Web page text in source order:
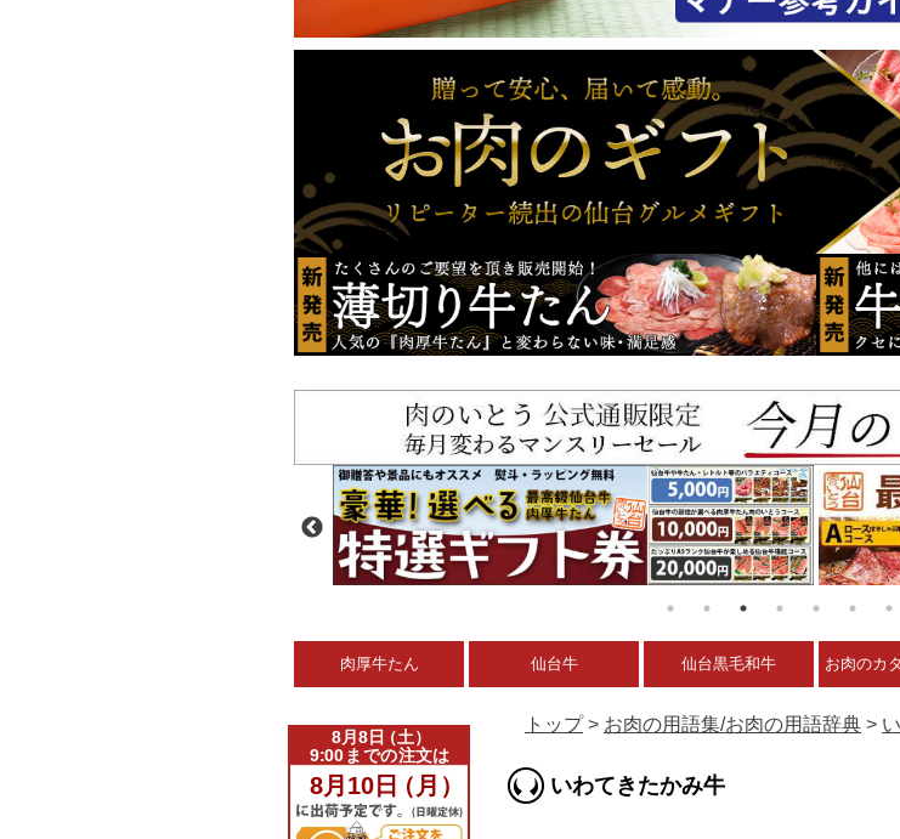
肉厚牛たん 仙台牛 仙台黒毛和牛 お肉のカ
トップ> お肉の用語集/お肉の用語辞典 >
いわてきたかみ牛